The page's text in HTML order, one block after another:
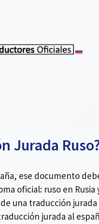
Jurada
ese documento
oficial: ruso en Rusia
una traducción
jurada al